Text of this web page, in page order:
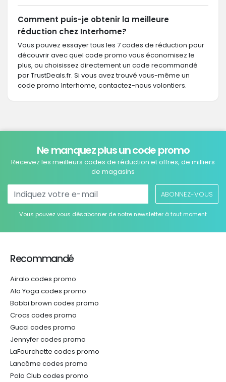
Comment puis-je obtenir la meilleure
réduction chez Interhome?
Vous pouvez essayer tous les 7 codes de réduction pour
découvrir avec quel code promo vous économisez le
plus, ou choisissez directement un code recommandé
par TrustDeals.fr. Si vous avez trouvé vous-même un
code promo Interhome, contactez-nous volontiers.
Ne manquez plus un code promo
Recevez les meilleurs codes de réduction et offres, de milliers
de magasins
ABONNEZ-VOUS
Vous pouvez vous désabonner de notre newsletter à tout moment
Recommandé
Airalo codes promo
Alo Yoga codes promo
Bobbi brown codes promo
Crocs codes promo
Gucci codes promo
Jennyfer codes promo
LaFourchette codes promo
Lancôme codes promo
Polo Club codes promo